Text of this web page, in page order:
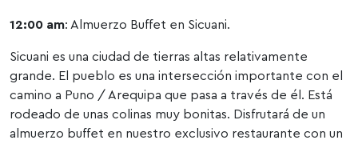
12:00 am: Almuerzo Buffet en Sicuani.
Sicuani es una ciudad de tierras altas relativamente
grande. El pueblo es una intersección importante con el
camino a Puno / Arequipa que pasa a través de él. Está
rodeado de unas colinas muy bonitas. Disfrutará de un
almuerzo buffet en nuestro exclusivo restaurante con un